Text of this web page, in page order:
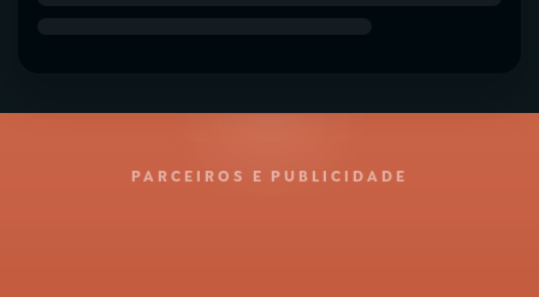
PARCEIROS E PUBLICIDADE